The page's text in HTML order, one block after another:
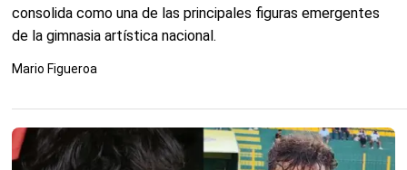
consolida como una de las principales figuras emergentes
de la gimnasia artística nacional.
Mario Figueroa